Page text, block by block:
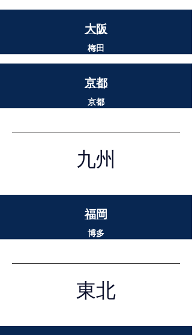
​大阪
梅田
京都
京都
​九州
福岡
博多
​東北